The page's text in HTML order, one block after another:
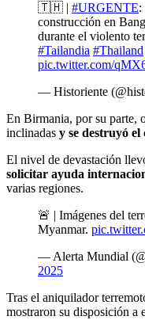
🇹🇭 | #URGENTE:
construcción en
durante el violento
#Tailandia #Thailand
pic.twitter.com/
— Historiente
En Birmania, por su parte,
inclinadas y se destruyó el
El nivel de devastación
solicitar ayuda
varias regiones.
🚨 | Imágenes del
Myanmar.
— Alerta Mundial
2025
Tras el aniquilador
mostraron su disposición a